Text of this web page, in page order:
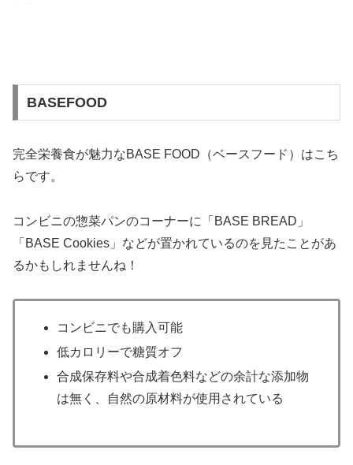
BASEFOOD
完全栄養食が魅力なBASE FOOD（ベースフード）はこち
らです。
コンビニの惣菜パンのコーナーに「BASE BREAD」
「BASE Cookies」などが置かれているのを見たことがあ
るかもしれませんね！
コンビニでも購入可能
低カロリーで糖質オフ
合成保存料や合成着色料などの余計な添加物
は無く、自然の原材料が使用されている